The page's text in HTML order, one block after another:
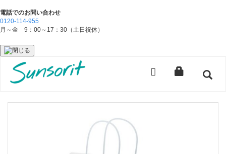
電話でのお問い合わせ
0120-114-955
月～金 9：00～17：30（土日祝休）